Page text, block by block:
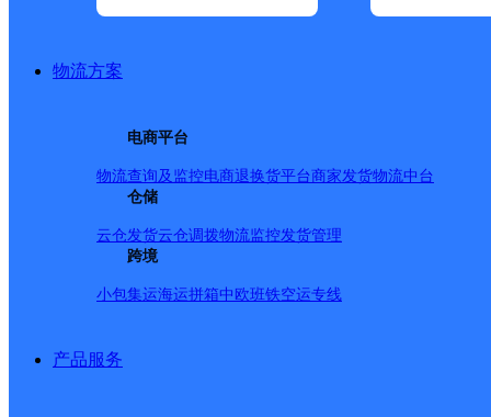
物流方案
电商平台
物流查询及监控电商退换货平台商家发货物流中台
仓储
云仓发货云仓调拨物流监控发货管理
跨境
小包集运海运拼箱中欧班铁空运专线
产品服务
网点筛选
清空已选
韵达速递(15) 中通快递(8)
凤凰县(1)
安能快递,湘西土家族苗
吉首市凤凰县